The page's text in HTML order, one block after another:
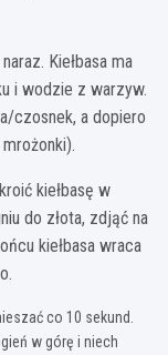
Kiełbasa ma
i wodzie z warzyw.
czosnek, a dopiero
kiełbasę w
do złota, zdjąć na
kiełbasa wraca
co 10 sekund.
w górę i niech